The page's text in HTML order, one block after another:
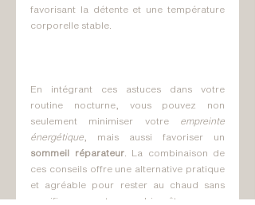
favorisant la détente et une température
corporelle stable.
En intégrant ces astuces dans votre
routine nocturne, vous pouvez non
seulement minimiser votre empreinte
énergétique
sommeil réparateur. La combinaison de
ces conseils offre une alternative pratique
et agréable pour rester au chaud sans
sacrifier votre bien-être ou